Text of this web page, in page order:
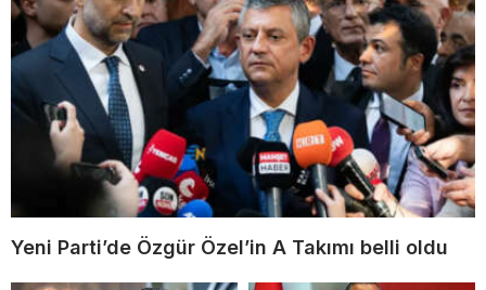
Yeni Parti’de Özgür Özel’in A Takımı belli oldu